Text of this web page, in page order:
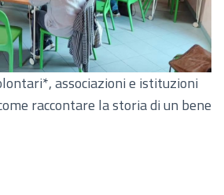
associazioni e istituzioni
raccontare la storia di un bene